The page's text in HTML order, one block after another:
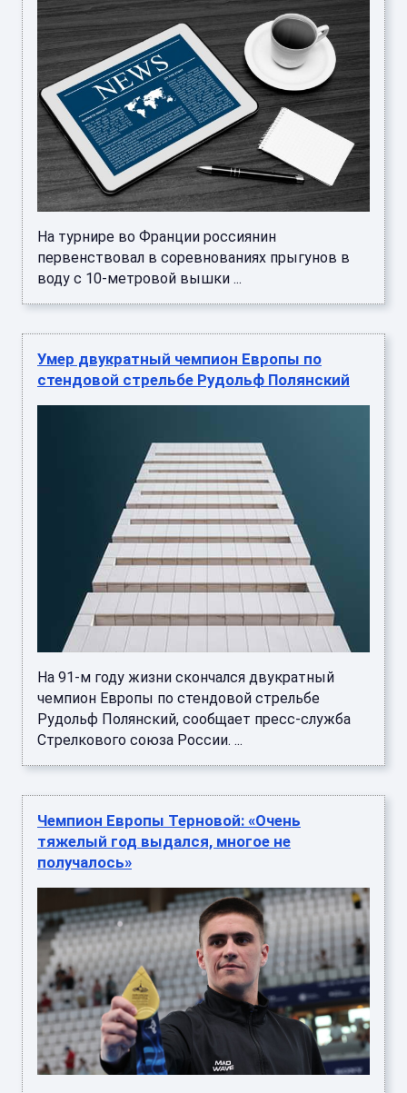
На турнире во Франции россиянин
первенствовал в соревнованиях прыгунов в
воду с 10-метровой вышки ...
Умер двукратный чемпион Европы по
стендовой стрельбе Рудольф Полянский
На 91-м году жизни скончался двукратный
чемпион Европы по стендовой стрельбе
Рудольф Полянский, сообщает пресс-служба
Стрелкового союза России. ...
Чемпион Европы Терновой: «Очень
тяжелый год выдался, многое не
получалось»